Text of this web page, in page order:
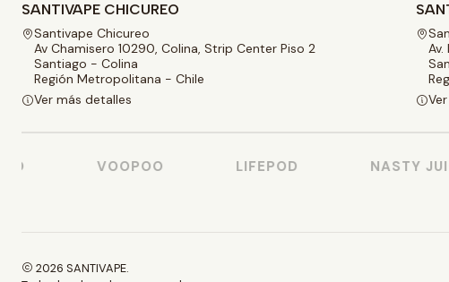
SANTIVAPE CHICUREO
Santivape Chicureo
Av Chamisero 10290, Colina, Strip Center Piso 2
Santiago - Colina
Región Metropolitana - Chile
Ver más detalles
VOOPOO LIFEPOD NASTY JUICE
2026 SANTIVAPE.